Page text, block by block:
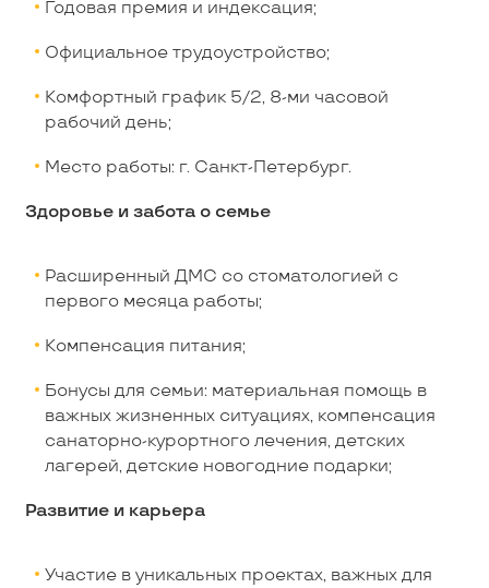
Годовая премия и индексация;
Официальное трудоустройство;
Комфортный график 5/2, 8-ми часовой
рабочий день;
Место работы: г. Санкт-Петербург.
Здоровье и забота о семье
Расширенный ДМС со стоматологией с
первого месяца работы;
Компенсация питания;
Бонусы для семьи: материальная помощь в
важных жизненных ситуациях, компенсация
санаторно-курортного лечения, детских
лагерей, детские новогодние подарки;
Развитие и карьера
Участие в уникальных проектах, важных для